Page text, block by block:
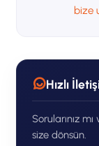
bize
Hızlı
Sorularınız
size dönsün.